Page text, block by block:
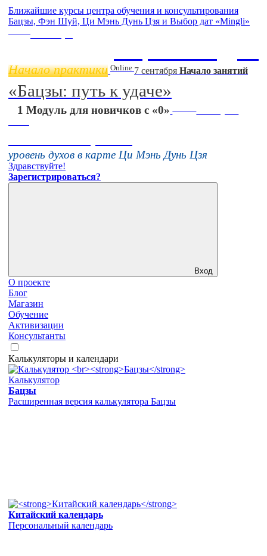
Ближайшие курсы центра обучения и консультирования
Бацзы, Фэн Шуй, Ци Мэнь Дунь Цзя и Выбор дат «Mingli»
Начало практики Online 7 сентября Начало занятий
«Бацзы: путь к удаче»
1 Модуль для новичков с «0»
16 августа
уровень духов в карте Ци Мэнь Дунь Цзя
Здравствуйте!
Зарегистрироваться?
Вход
О проекте
Блог
Магазин
Обучение
Активизации
Консультанты
Калькуляторы и календари
Калькулятор
Бацзы
Расширенная версия калькулятора Бацзы
Китайский календарь
Персональный календарь